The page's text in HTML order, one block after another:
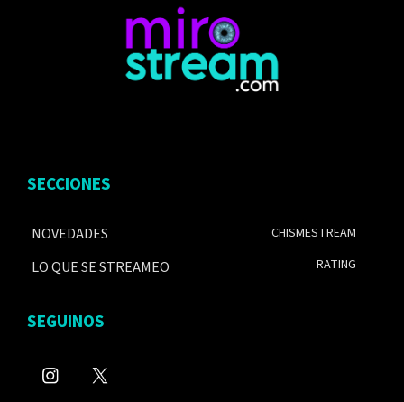
SECCIONES
NOVEDADES
LO QUE SE STREAMEO
CHISMESTREAM
RATING
SEGUINOS